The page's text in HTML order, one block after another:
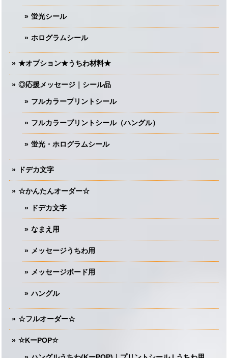
蛍光シール
ホログラムシール
★オプション★うちわ材料★
◎応援メッセージ｜シール品
フルカラープリントシール
フルカラープリントシール（ハングル）
蛍光・ホログラムシール
ドデカ文字
☆かんたんオーダー☆
ドデカ文字
なまえ用
メッセージうちわ用
メッセージボード用
ハングル
☆フルオーダー☆
☆KーPOP☆